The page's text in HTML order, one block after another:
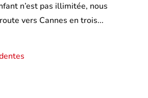
n’est pas illimitée, nous
vers Cannes en trois...